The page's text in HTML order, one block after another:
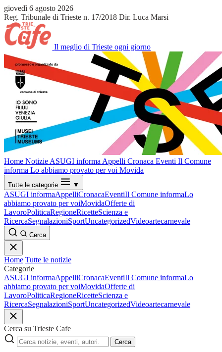
giovedì 6 agosto 2026
Reg. Tribunale di Trieste n. 17/2018 Dir. Luca Marsi
Il meglio di Trieste ogni giorno
Home Notizie ASUGI informa Appelli Cronaca Eventi Il Comune
informa Lo abbiamo provato per voi Movida
Tutte le categorie ▼
ASUGI informaAppelliCronacaEventiIl Comune informaLo
abbiamo provato per voiMovidaOfferte di
LavoroPoliticaRegioneRicetteScienza e
RicercaSegnalazioniSportUncategorizedVideoartecarnevale
Cerca
Home Tutte le notizie
Categorie
ASUGI informaAppelliCronacaEventiIl Comune informaLo
abbiamo provato per voiMovidaOfferte di
LavoroPoliticaRegioneRicetteScienza e
RicercaSegnalazioniSportUncategorizedVideoartecarnevale
Cerca su Trieste Cafe
Cerca